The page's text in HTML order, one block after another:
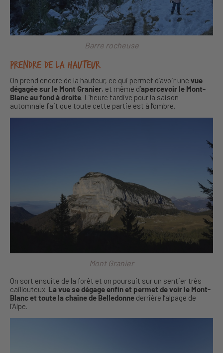
Barre rocheuse
Prendre de la hauteur
On prend encore de la hauteur, ce qui permet d’avoir une vue
dégagée sur le Mont Granier, et même d’apercevoir le Mont-
Blanc au fond à droite. L’heure tardive pour la saison
automnale fait que toute cette partie est à l’ombre.
Mont Granier
On sort ensuite de la forêt et on poursuit sur un sentier très
caillouteux. La vue se dégage enfin et permet de voir le Mont-
Blanc et toute la chaîne de Belledonne derrière l’alpage de
l’Alpe.